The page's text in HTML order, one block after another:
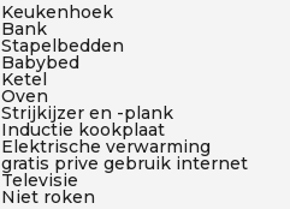
Keukenhoek
Bank
Stapelbedden
Babybed
Ketel
Oven
Strijkijzer en -plank
Inductie kookplaat
Elektrische verwarming
gratis prive gebruik internet
Televisie
Niet roken